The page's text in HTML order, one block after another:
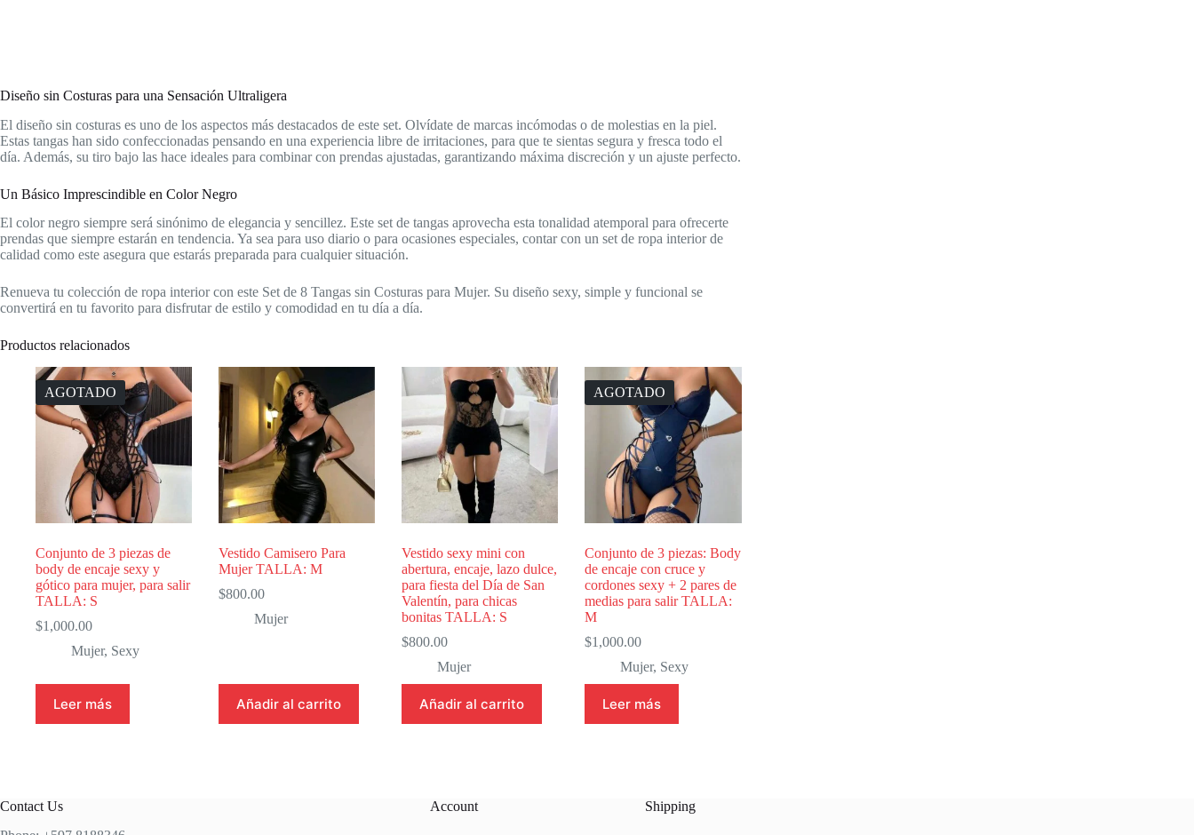
Diseño sin Costuras para una Sensación Ultraligera
El diseño sin costuras es uno de los aspectos más destacados de este set. Olvídate de marcas incómodas o de molestias en la piel.
Estas tangas han sido confeccionadas pensando en una experiencia libre de irritaciones, para que te sientas segura y fresca todo el
día. Además, su tiro bajo las hace ideales para combinar con prendas ajustadas, garantizando máxima discreción y un ajuste perfecto.
Un Básico Imprescindible en Color Negro
El color negro siempre será sinónimo de elegancia y sencillez. Este set de tangas aprovecha esta tonalidad atemporal para ofrecerte
prendas que siempre estarán en tendencia. Ya sea para uso diario o para ocasiones especiales, contar con un set de ropa interior de
calidad como este asegura que estarás preparada para cualquier situación.
Renueva tu colección de ropa interior con este Set de 8 Tangas sin Costuras para Mujer. Su diseño sexy, simple y funcional se
convertirá en tu favorito para disfrutar de estilo y comodidad en tu día a día.
Productos relacionados
AGOTADO
Conjunto de 3 piezas de
body de encaje sexy y
gótico para mujer, para salir
TALLA: S
$1,000.00
Mujer, Sexy
Leer más
Vestido Camisero Para
Mujer TALLA: M
$800.00
Mujer
Añadir al carrito
Vestido sexy mini con
abertura, encaje, lazo dulce,
para fiesta del Día de San
Valentín, para chicas
bonitas TALLA: S
$800.00
Mujer
Añadir al carrito
AGOTADO
Conjunto de 3 piezas: Body
de encaje con cruce y
cordones sexy + 2 pares de
medias para salir TALLA:
M
$1,000.00
Mujer, Sexy
Leer más
Contact Us
Account Shipping